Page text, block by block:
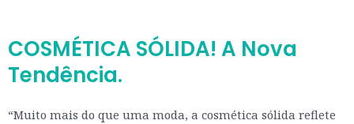
COSMÉTICA SÓLIDA! A Nova
Tendência.
“Muito mais do que uma moda, a cosmética sólida reflete